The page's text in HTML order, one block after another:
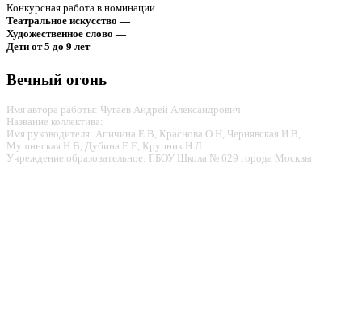
Конкурсная работа в номинации
Театральное искусство —
Художественное слово —
Дети от 5 до 9 лет
Вечный огонь
Имя автора работы: Чугаев Андрей Александрович
Название коллектива:
Имя руководителя: Апичина Е.В, Краснова О.Н, Чернявская И.В,
Мушинская Н.В, Дубина Е.Е, Крупник Н.Л
Учреждение образовательное: ГБОУ Школа № 629 города Москвы